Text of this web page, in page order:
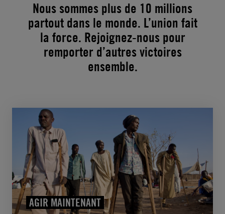
Nous sommes plus de 10 millions
partout dans le monde. L’union fait
la force. Rejoignez-nous pour
remporter d’autres victoires
ensemble.
AGIR MAINTENANT